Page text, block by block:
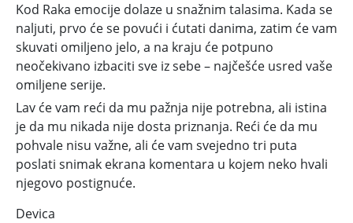
Kod Raka emocije dolaze u snažnim talasima. Kada se
naljuti, prvo će se povući i ćutati danima, zatim će vam
skuvati omiljeno jelo, a na kraju će potpuno
neočekivano izbaciti sve iz sebe – najčešće usred vaše
omiljene serije.
Lav će vam reći da mu pažnja nije potrebna, ali istina
je da mu nikada nije dosta priznanja. Reći će da mu
pohvale nisu važne, ali će vam svejedno tri puta
poslati snimak ekrana komentara u kojem neko hvali
njegovo postignuće.
Devica